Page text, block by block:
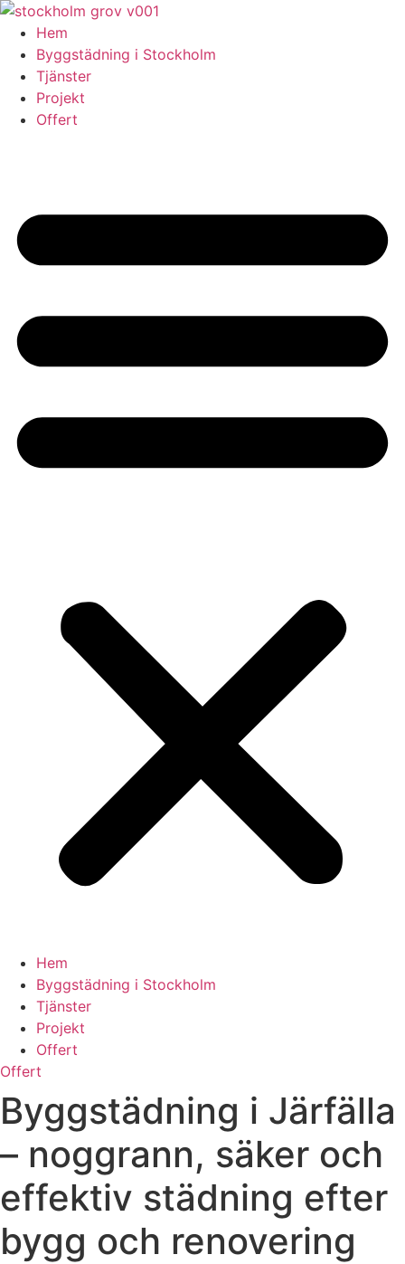
Skip
content
Hem
Byggstädning i Stockholm
Tjänster
Projekt
Offert
Hem
Byggstädning i Stockholm
Tjänster
Projekt
Offert
Offert
Byggstädning i Järfälla
– noggrann, säker och
effektiv städning efter
bygg och renovering